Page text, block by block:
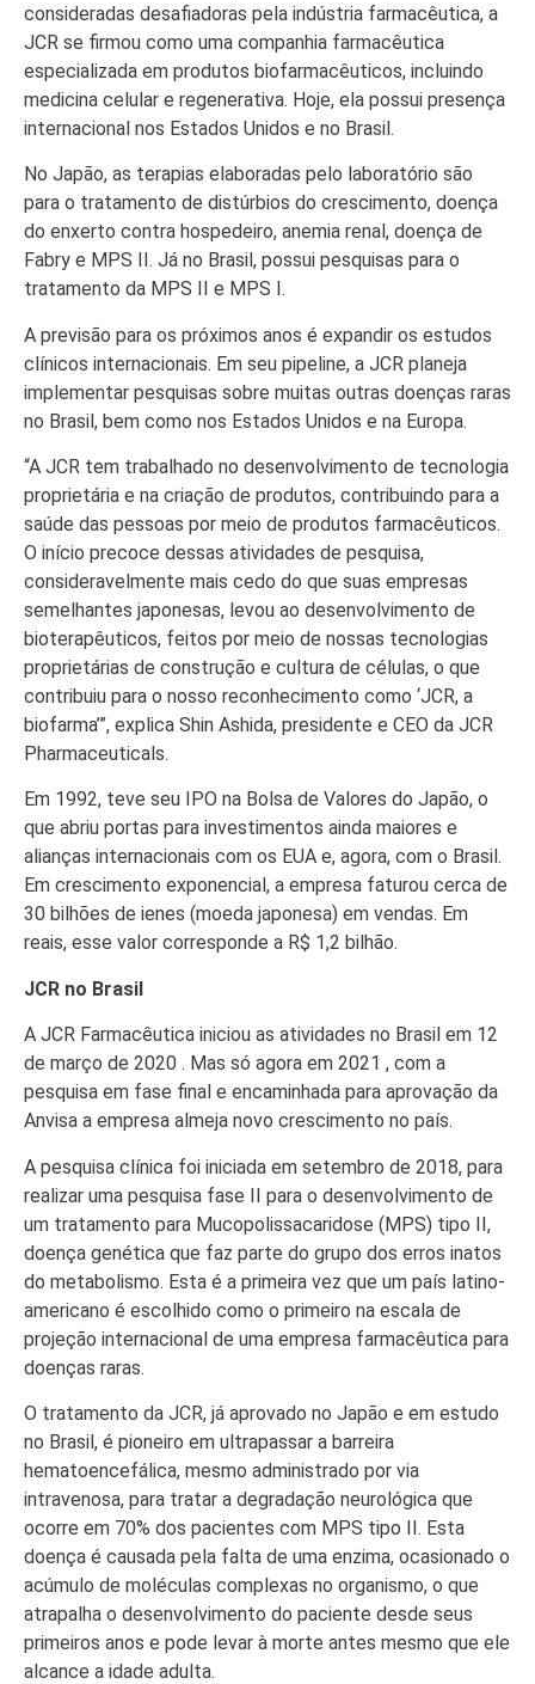
consideradas desafiadoras pela indústria farmacêutica, a
JCR se firmou como uma companhia farmacêutica
especializada em produtos biofarmacêuticos, incluindo
medicina celular e regenerativa. Hoje, ela possui presença
internacional nos Estados Unidos e no Brasil.
No Japão, as terapias elaboradas pelo laboratório são
para o tratamento de distúrbios do crescimento, doença
do enxerto contra hospedeiro, anemia renal, doença de
Fabry e MPS II. Já no Brasil, possui pesquisas para o
tratamento da MPS II e MPS I.
A previsão para os próximos anos é expandir os estudos
clínicos internacionais. Em seu pipeline, a JCR planeja
implementar pesquisas sobre muitas outras doenças raras
no Brasil, bem como nos Estados Unidos e na Europa.
“A JCR tem trabalhado no desenvolvimento de tecnologia
proprietária e na criação de produtos, contribuindo para a
saúde das pessoas por meio de produtos farmacêuticos.
O início precoce dessas atividades de pesquisa,
consideravelmente mais cedo do que suas empresas
semelhantes japonesas, levou ao desenvolvimento de
bioterapêuticos, feitos por meio de nossas tecnologias
proprietárias de construção e cultura de células, o que
contribuiu para o nosso reconhecimento como ‘JCR, a
biofarma’”, explica Shin Ashida, presidente e CEO da JCR
Pharmaceuticals.
Em 1992, teve seu IPO na Bolsa de Valores do Japão, o
que abriu portas para investimentos ainda maiores e
alianças internacionais com os EUA e, agora, com o Brasil.
Em crescimento exponencial, a empresa faturou cerca de
30 bilhões de ienes (moeda japonesa) em vendas. Em
reais, esse valor corresponde a R$ 1,2 bilhão.
JCR no Brasil
A JCR Farmacêutica iniciou as atividades no Brasil em 12
de março de 2020 . Mas só agora em 2021 , com a
pesquisa em fase final e encaminhada para aprovação da
Anvisa a empresa almeja novo crescimento no país.
A pesquisa clínica foi iniciada em setembro de 2018, para
realizar uma pesquisa fase II para o desenvolvimento de
um tratamento para Mucopolissacaridose (MPS) tipo II,
doença genética que faz parte do grupo dos erros inatos
do metabolismo. Esta é a primeira vez que um país latino-
americano é escolhido como o primeiro na escala de
projeção internacional de uma empresa farmacêutica para
doenças raras.
O tratamento da JCR, já aprovado no Japão e em estudo
no Brasil, é pioneiro em ultrapassar a barreira
hematoencefálica, mesmo administrado por via
intravenosa, para tratar a degradação neurológica que
ocorre em 70% dos pacientes com MPS tipo II. Esta
doença é causada pela falta de uma enzima, ocasionado o
acúmulo de moléculas complexas no organismo, o que
atrapalha o desenvolvimento do paciente desde seus
primeiros anos e pode levar à morte antes mesmo que ele
alcance a idade adulta.